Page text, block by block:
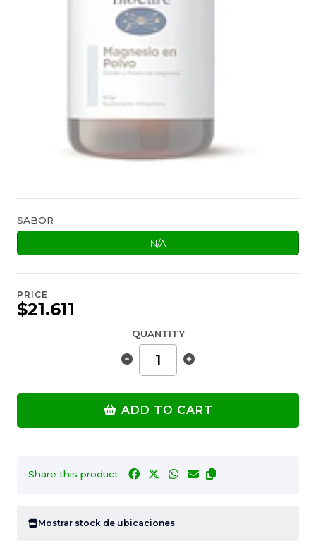
SABOR
N/A
PRICE
$21.611
QUANTITY
ADD TO CART
Share this product
Mostrar stock de ubicaciones